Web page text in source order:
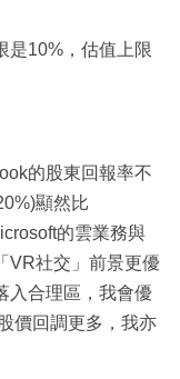
是10%，估值上限
的股東回報率不
顯然比
的雲業務與
VR社交」前景更優
入合理區，我會優
價回調更多，我亦